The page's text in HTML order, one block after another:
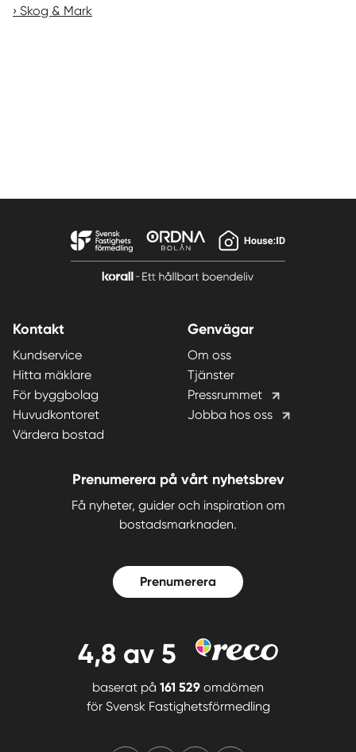
Skog & Mark
Kontakt
Kundservice
Hitta mäklare
För byggbolag
Huvudkontoret
Värdera bostad
Genvägar
Om oss
Tjänster
Pressrummet
Jobba hos oss
Prenumerera på vårt nyhetsbrev
Få nyheter, guider och inspiration om
bostadsmarknaden.
Prenumerera
4,8 av 5
baserat på 161 529 omdömen
för Svensk Fastighetsförmedling